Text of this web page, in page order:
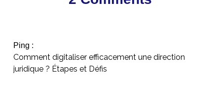
Ping :
Comment digitaliser efficacement une direction
juridique ? Étapes et Défis